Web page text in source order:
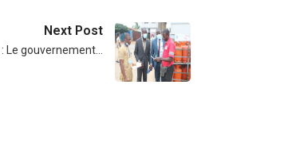
Next Post
Le gouvernement…